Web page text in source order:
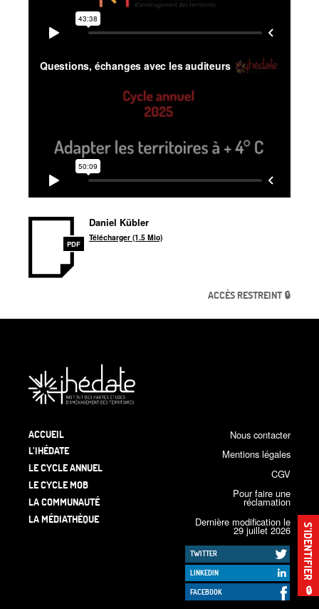
S’IDENTIFIER
🔒
PDF
Daniel Kübler
Télécharger (1.5 Mio)
ACCÈS RESTREINT 🔒
ACCUEIL
L’IHÉDATE
LE CYCLE ANNUEL
LE CYCLE MOB
LA COMMUNAUTÉ
LA MÉDIATHÈQUE
Nous contacter
Mentions légales
CGV
Pour faire une
réclamation
Dernière modification le
29 juillet 2026
TWITTER
LINKEDIN
FACEBOOK